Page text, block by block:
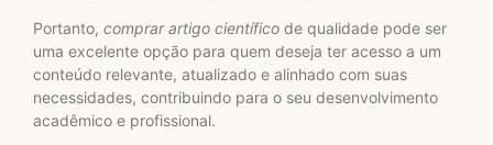
Portanto, comprar artigo científico de qualidade pode ser
uma excelente opção para quem deseja ter acesso a um
conteúdo relevante, atualizado e alinhado com suas
necessidades, contribuindo para o seu desenvolvimento
acadêmico e profissional.